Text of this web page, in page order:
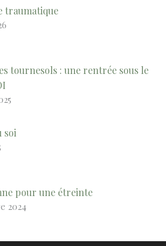
traumatique
tournesols : une rentrée sous le
soi
pour une étreinte
2024